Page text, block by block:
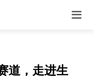
道，走进生